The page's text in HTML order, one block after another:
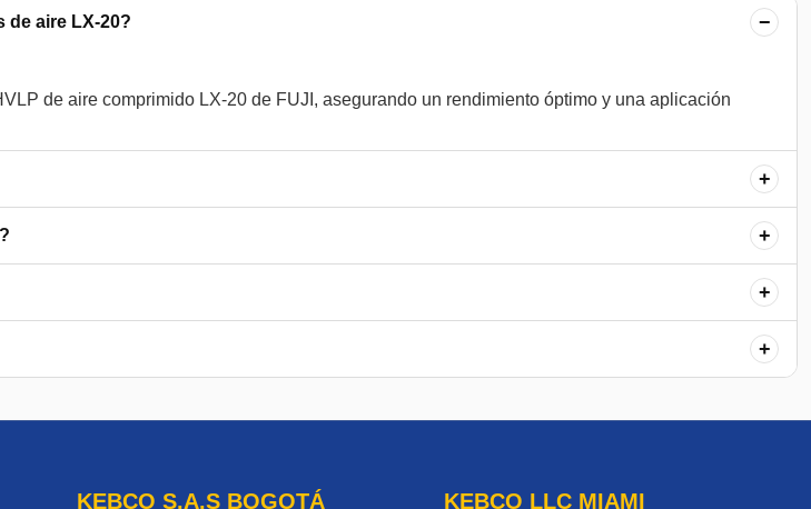
de aire LX-20? −
de aire comprimido LX-20 de FUJI, asegurando un rendimiento óptimo y una aplicación
+
+
+
+
KEBCO S.A.S BOGOTÁ KEBCO LLC MIAMI